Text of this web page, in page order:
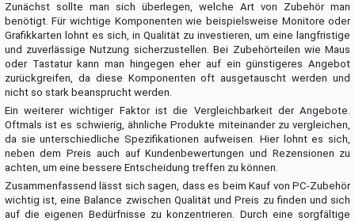
Zunächst sollte man sich überlegen, welche Art von Zubehör man
benötigt. Für wichtige Komponenten wie beispielsweise Monitore oder
Grafikkarten lohnt es sich, in Qualität zu investieren, um eine langfristige
und zuverlässige Nutzung sicherzustellen. Bei Zubehörteilen wie Maus
oder Tastatur kann man hingegen eher auf ein günstigeres Angebot
zurückgreifen, da diese Komponenten oft ausgetauscht werden und
nicht so stark beansprucht werden.
Ein weiterer wichtiger Faktor ist die Vergleichbarkeit der Angebote.
Oftmals ist es schwierig, ähnliche Produkte miteinander zu vergleichen,
da sie unterschiedliche Spezifikationen aufweisen. Hier lohnt es sich,
neben dem Preis auch auf Kundenbewertungen und Rezensionen zu
achten, um eine bessere Entscheidung treffen zu können.
Zusammenfassend lässt sich sagen, dass es beim Kauf von PC-Zubehör
wichtig ist, eine Balance zwischen Qualität und Preis zu finden und sich
auf die eigenen Bedürfnisse zu konzentrieren. Durch eine sorgfältige